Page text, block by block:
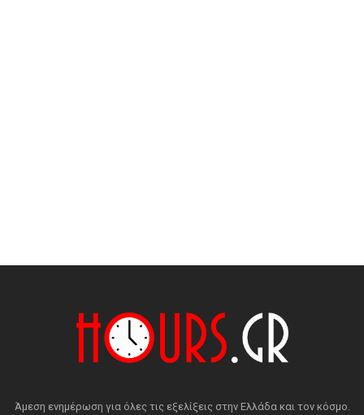
Άμεση ενημέρωση για όλες τις εξελίξεις στην Ελλάδα και τον κόσμο.